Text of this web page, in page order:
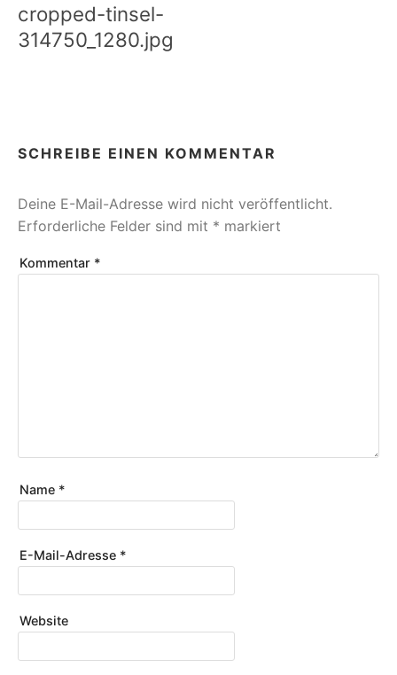
cropped-tinsel-
314750_1280.jpg
SCHREIBE EINEN KOMMENTAR
Deine E-Mail-Adresse wird nicht veröffentlicht.
Erforderliche Felder sind mit * markiert
Kommentar *
Name *
E-Mail-Adresse *
Website